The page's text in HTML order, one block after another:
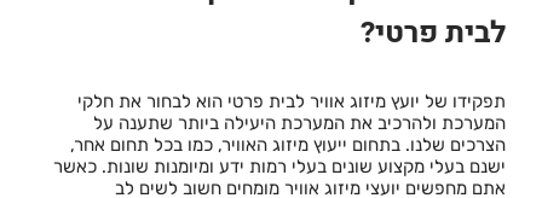
לבית פרטי?
תפקידו של יועץ מיזוג אוויר לבית פרטי הוא לבחור את חלקי
המערכת ולהרכיב את המערכת היעילה ביותר שתענה על
הצרכים שלנו. בתחום ייעוץ מיזוג האוויר, כמו בכל תחום אחר,
ישנם בעלי מקצוע שונים בעלי רמות ידע ומיומנות שונות. כאשר
אתם מחפשים יועצי מיזוג אוויר מומחים חשוב לשים לב